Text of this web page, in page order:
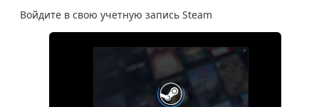
Войдите в свою учетную запись Steam